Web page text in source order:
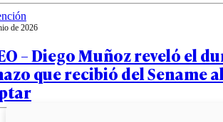
de 2026
– Diego Muñoz reveló el
que recibió del Sename